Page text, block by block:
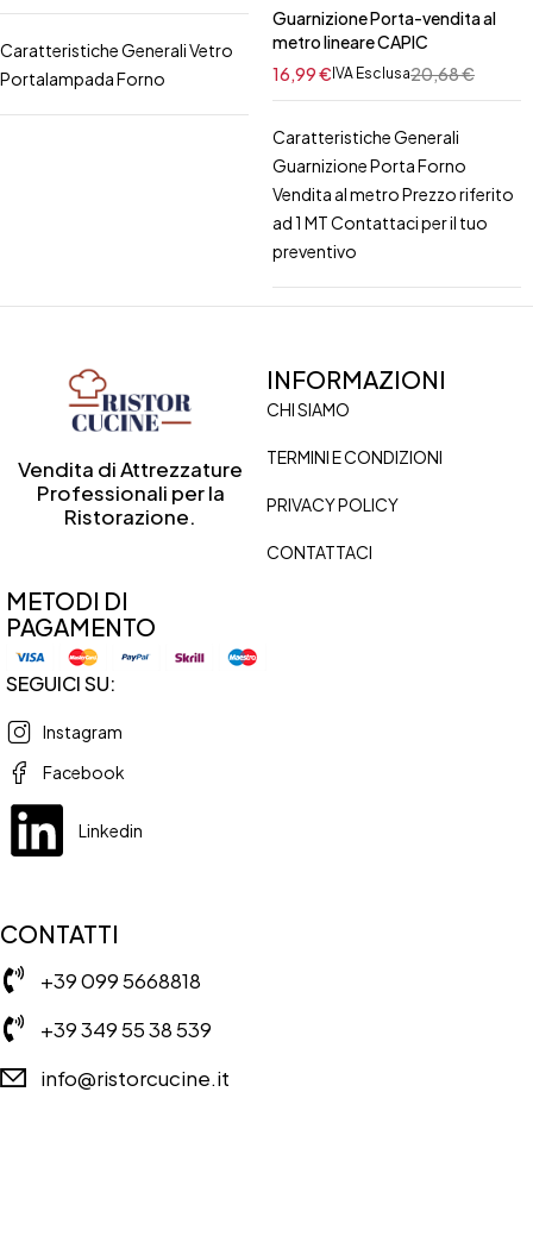
Caratteristiche Generali Vetro
Portalampada Forno
Guarnizione Porta-vendita al
metro lineare CAPIC
20,68€
16,99€IVA Esclusa
Caratteristiche Generali
Guarnizione Porta Forno
Vendita al metro Prezzo riferito
ad 1 MT Contattaci per il tuo
preventivo
Vendita di Attrezzature
Professionali per la
Ristorazione.
INFORMAZIONI
CHI SIAMO
TERMINI E CONDIZIONI
PRIVACY POLICY
CONTATTACI
METODI DI
PAGAMENTO
SEGUICI SU:
Instagram
Facebook
Linkedin
CONTATTI
+39 099 5668818
+39 349 55 38 539
info@ristorcucine.it